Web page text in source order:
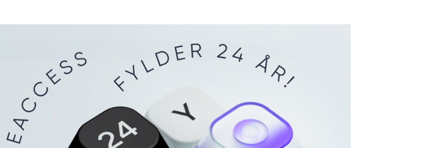
tekniske krav og forretningsmål — og komme godt fra
BOOK ET MØDE